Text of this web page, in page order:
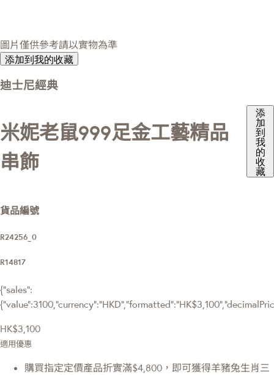
圖片僅供參考請以實物為準
添加到我的收藏
迪士尼經典
米妮老鼠999足金工藝精品
串飾
添
加
到
我
的
收
藏
貨品編號
R24256_0
R14817
{"sales":
HK$3,100
適用優惠
購買指定定價產品折實滿$4,800，即可獲得羊豬兔生肖三